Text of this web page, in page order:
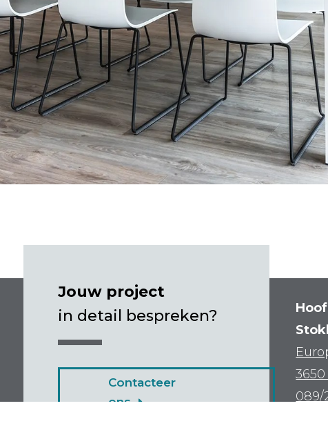
Jouw project
in detail bespreken?
Contacteer
ons
089/